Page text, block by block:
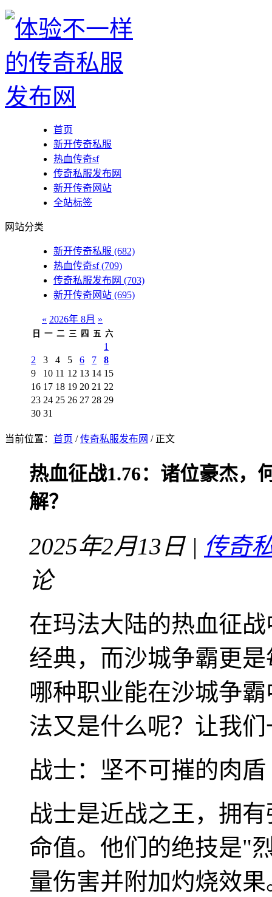
首页
新开传奇私服
热血传奇sf
传奇私服发布网
新开传奇网站
全站标签
网站分类
新开传奇私服 (682)
热血传奇sf(709)
传奇私服发布网 (703)
新开传奇网站 (695)
« 2026年 8月 »
日 一 二 三 四 五 六
1
2
3 4 5 6 7
8
9
10 11 12 13 14 15
16 17 18 19 20 21 22
23 24 25 26 27 28 29
30 31
当前位置： 首页 /传奇私服发布网 / 正文
热血征战1.76：诸位豪杰，
解？
2025年2月13日 | 传奇
论
在玛法大陆的热血征
经典，而沙城争霸更
哪种职业能在沙城争
法又是什么呢？让我
战士：坚不可摧的肉盾
战士是近战之王，拥
命值。他们的绝技是"
量伤害并附加灼烧效